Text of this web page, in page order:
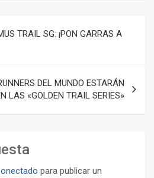
TRAIL SG: ¡PON GARRAS A
DEL MUNDO ESTARÁN
LAS «GOLDEN TRAIL SERIES»
para publicar un